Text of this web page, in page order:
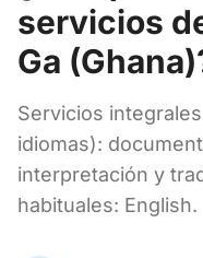
servicios
Ga
Servicios
idiomas):
interpretación y
habituales: English.